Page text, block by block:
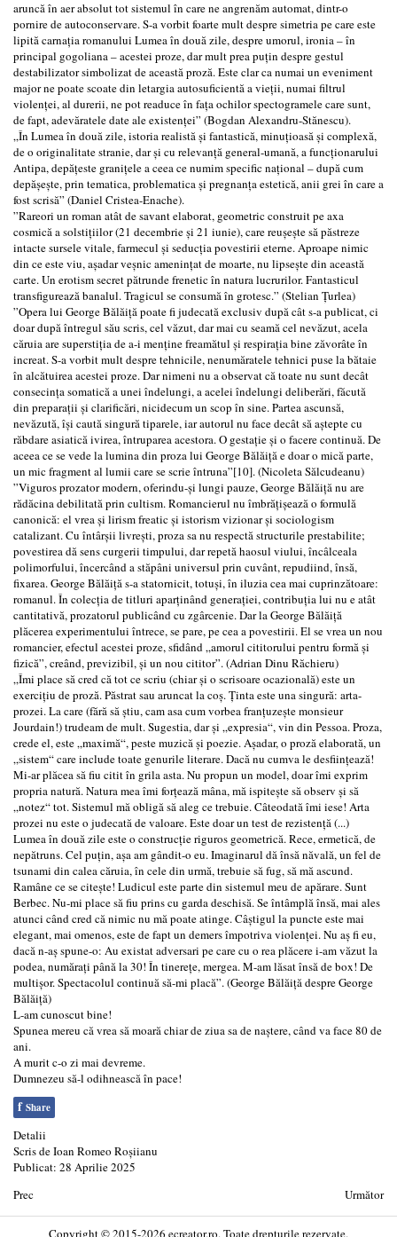
aruncă în aer absolut tot sistemul în care ne angrenăm automat, dintr-o
pornire de autoconservare. S-a vorbit foarte mult despre simetria pe care este
lipită carnația romanului Lumea în două zile, despre umorul, ironia – în
principal gogoliana – acestei proze, dar mult prea puțin despre gestul
destabilizator simbolizat de această proză. Este clar ca numai un eveniment
major ne poate scoate din letargia autosuficientă a vieții, numai filtrul
violenței, al durerii, ne pot readuce în fața ochilor spectogramele care sunt,
de fapt, adevăratele date ale existenței” (Bogdan Alexandru-Stănescu).
„În Lumea în două zile, istoria realistă și fantastică, minuțioasă și complexă,
de o originalitate stranie, dar și cu relevanță general-umană, a funcționarului
Antipa, depățeste granițele a ceea ce numim specific național – după cum
depășește, prin tematica, problematica și pregnanța estetică, anii grei în care a
fost scrisă” (Daniel Cristea-Enache).
”Rareori un roman atât de savant elaborat, geometric construit pe axa
cosmică a solstițiilor (21 decembrie și 21 iunie), care reușește să păstreze
intacte sursele vitale, farmecul și seducția povestirii eterne. Aproape nimic
din ce este viu, așadar veșnic amenințat de moarte, nu lipsește din această
carte. Un erotism secret pătrunde frenetic în natura lucrurilor. Fantasticul
transfigurează banalul. Tragicul se consumă în grotesc.” (Stelian Țurlea)
”Opera lui George Bălăiță poate fi judecată exclusiv după cât s-a publicat, ci
doar după întregul său scris, cel văzut, dar mai cu seamă cel nevăzut, acela
căruia are superstiția de a-i menține freamătul și respirația bine zăvorâte în
increat. S-a vorbit mult despre tehnicile, nenumăratele tehnici puse la bătaie
în alcătuirea acestei proze. Dar nimeni nu a observat că toate nu sunt decât
consecința somatică a unei îndelungi, a acelei îndelungi deliberări, făcută
din preparații și clarificări, nicidecum un scop în sine. Partea ascunsă,
nevăzută, își caută singură tiparele, iar autorul nu face decât să aștepte cu
răbdare asiatică ivirea, întruparea acestora. O gestație și o facere continuă. De
aceea ce se vede la lumina din proza lui George Bălăiță e doar o mică parte,
un mic fragment al lumii care se scrie întruna”[10]. (Nicoleta Sălcudeanu)
”Viguros prozator modern, oferindu-⁠și lungi pauze, George Bălăiță nu are
rădăcina debilitată prin cultism. Romancierul nu îmbrățișează o formulă
canonică: el vrea și lirism freatic și istorism vizionar și sociologism
catalizant. Cu întârșii livrești, proza sa nu respectă structurile prestabilite;
povestirea dă sens curgerii timpului, dar repetă haosul viului, încâlceala
polimorfului, încercând a stăpâni universul prin cuvânt, repudiind, însă,
fixarea. George Bălăiță s-⁠a statornicit, totuși, în iluzia cea mai cuprinzătoare:
romanul. În colecția de titluri aparținând generației, contribuția lui nu e atât
cantitativă, prozatorul publicând cu zgârcenie. Dar la George Bălăiță
plăcerea experimentului întrece, se pare, pe cea a povestirii. El se vrea un nou
romancier, efectul acestei proze, sfidând „amorul cititorului pentru formă și
fizică”, creând, previzibil, și un nou cititor”. (Adrian Dinu Răchieru)
„Îmi place să cred că tot ce scriu (chiar și o scrisoare ocazională) este un
exercițiu de proză. Păstrat sau aruncat la coș. Ținta este una singură: arta-
prozei. La care (fără să știu, cam asa cum vorbea franțuzește monsieur
Jourdain!) trudeam de mult. Sugestia, dar și „expresia“, vin din Pessoa. Proza,
crede el, este „maximă“, peste muzică și poezie. Așadar, o proză elaborată, un
„sistem“ care include toate genurile literare. Dacă nu cumva le desființează!
Mi-ar plăcea să fiu citit în grila asta. Nu propun un model, doar îmi exprim
propria natură. Natura mea îmi forțează mâna, mă ispitește să observ și să
„notez“ tot. Sistemul mă obligă să aleg ce trebuie. Câteodată îmi iese! Arta
prozei nu este o judecată de valoare. Este doar un test de rezistență (...)
Lumea în două zile este o construcție riguros geometrică. Rece, ermetică, de
nepătruns. Cel puțin, așa am gândit-o eu. Imaginarul dă însă năvală, un fel de
tsunami din calea căruia, în cele din urmă, trebuie să fug, să mă ascund.
Ramâne ce se citește! Ludicul este parte din sistemul meu de apărare. Sunt
Berbec. Nu-mi place să fiu prins cu garda deschisă. Se întâmplă însă, mai ales
atunci când cred că nimic nu mă poate atinge. Câștigul la puncte este mai
elegant, mai omenos, este de fapt un demers împotriva violenței. Nu aș fi eu,
dacă n-aș spune-o: Au existat adversari pe care cu o rea plăcere i-am văzut la
podea, numărați până la 30! În tinerețe, mergea. M-am lăsat însă de box! De
multișor. Spectacolul continuă să-mi placă”. (George Bălăiță despre George
Bălăiță)
L-am cunoscut bine!
Spunea mereu că vrea să moară chiar de ziua sa de naștere, când va face 80 de
ani.
A murit c-o zi mai devreme.
Dumnezeu să-l odihnească în pace!
f Share
Detalii
Scris deIoan Romeo Roșiianu
Publicat: 28 Aprilie 2025
Prec
Următor
Copyright © 2015-2026 ecreator.ro. Toate drepturile rezervate.